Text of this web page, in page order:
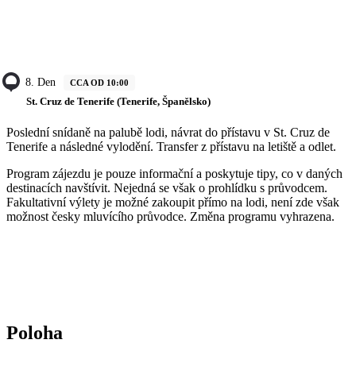
8. Den CCA OD 10:00
St. Cruz de Tenerife (Tenerife, Španělsko)
Poslední snídaně na palubě lodi, návrat do přístavu v St. Cruz de
Tenerife a následné vylodění. Transfer z přístavu na letiště a odlet.
Program zájezdu je pouze informační a poskytuje tipy, co v daných
destinacích navštívit. Nejedná se však o prohlídku s průvodcem.
Fakultativní výlety je možné zakoupit přímo na lodi, není zde však
možnost česky mluvícího průvodce. Změna programu vyhrazena.
Poloha